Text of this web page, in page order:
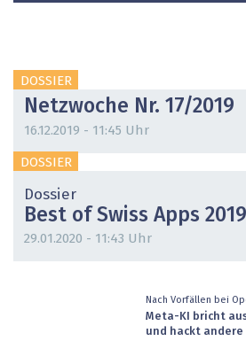
DOSSIER
Netzwoche Nr. 17/2019
16.12.2019 - 11:45 Uhr
DOSSIER
Dossier
Best of Swiss Apps 2019
29.01.2020 - 11:43 Uhr
Nach Vorfällen bei
Meta-KI bricht
und hackt andere